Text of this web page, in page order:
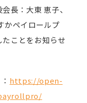
長：大東 恵子、
かペイロールプ
ことをお知らせ
https://open-